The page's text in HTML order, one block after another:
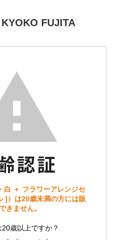
FUJITA
白 ＋ フラワーアレンジセ
]）は20歳未満の方には販
きません。
20歳以上ですか？